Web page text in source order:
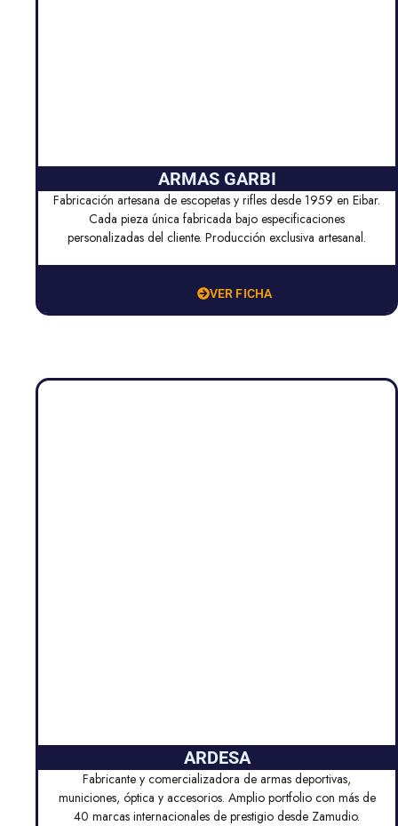
ARMAS GARBI
Fabricación artesana de escopetas y rifles desde 1959 en Eibar.
Cada pieza única fabricada bajo especificaciones
personalizadas del cliente. Producción exclusiva artesanal.
VER FICHA
ARDESA
Fabricante y comercializadora de armas deportivas,
municiones, óptica y accesorios. Amplio portfolio con más de
40 marcas internacionales de prestigio desde Zamudio.